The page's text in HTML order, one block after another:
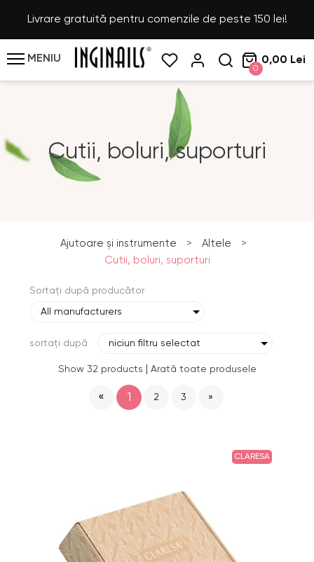
Livrare gratuită pentru comenzile de peste 150 lei!
MENIU
0
0,00 Lei
Cutii, boluri, suporturi
Ajutoare și instrumente > Altele
>
Cutii, boluri, suporturi
Sortați după producător
All manufacturers
sortați după niciun filtru selectat
Show 32 products Arată toate produsele
« 1 2 3 »
CLARESA